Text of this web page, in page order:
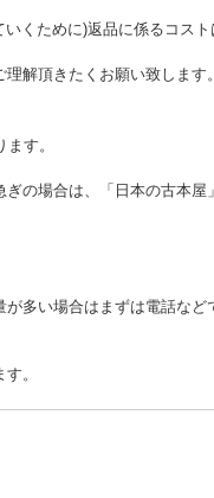
くために)返品に係るコスト
解頂きたくお願い致します。
す。
の場合は、「日本の古本屋
多い場合はまずは電話など
。